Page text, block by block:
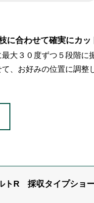
に合わせて確実にカッ
大３０度ずつ５段階に
、お好みの位置に調整
トR 採収タイプショ